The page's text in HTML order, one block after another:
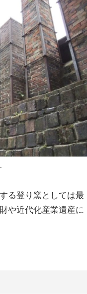
る登り窯としては最
や近代化産業遺産に